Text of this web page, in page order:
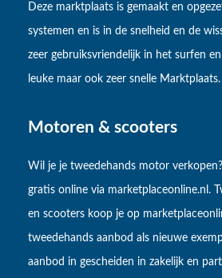
Deze marktplaats is gemaakt en
systemen en is in de snelheid en de
zeer gebruiksvriendelijk in het surfen
leuke maar ook zeer snelle Marktplaats.
Motoren & scooters
Wil je je tweedehands motor
gratis online via marketplaceonline.nl.
en scooters koop je op
tweedehands aanbod als nieuwe
aanbod in gescheiden in zakelijk en